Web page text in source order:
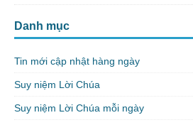
Danh mục
Tin mới cập nhật hàng ngày
Suy niệm Lời Chúa
Suy niệm Lời Chúa mỗi ngày